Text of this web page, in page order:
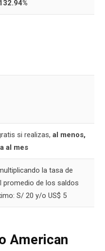
si realizas, al menos,
al mes
la tasa de
promedio de los saldos
S/ 20 y/o US$ 5
American